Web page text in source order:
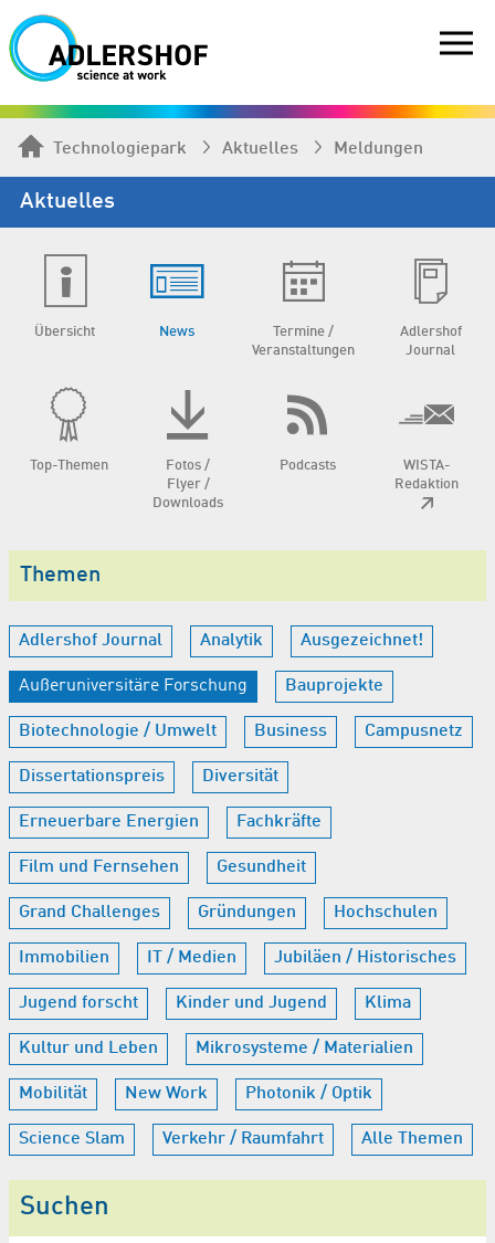
Technologiepark Aktuelles Meldungen
Aktuelles
Übersicht News
Termine /
Veranstaltungen
Adlershof
Journal
Top-Themen
Fotos /
Flyer /
Downloads
Podcasts
WISTA-
Redaktion
Themen
Adlershof Journal Analytik Ausgezeichnet!
Außeruniversitäre Forschung Bauprojekte
Biotechnologie / Umwelt Business Campusnetz
Dissertationspreis Diversität
Erneuerbare Energien Fachkräfte
Film und Fernsehen Gesundheit
Grand Challenges Gründungen Hochschulen
Immobilien IT / Medien Jubiläen / Historisches
Jugend forscht Kinder und Jugend Klima
Kultur und Leben Mikrosysteme / Materialien
Mobilität New Work Photonik / Optik
Science Slam Verkehr / Raumfahrt Alle Themen
Suchen